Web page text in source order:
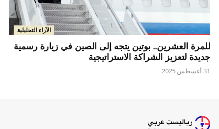
الآراء التحليلية
للمرة العشرين.. بوتين يتجه إلى الصين في زيارة رسمية
جديدة لتعزيز الشراكة الاستراتيجية
31 أغسطس 2025